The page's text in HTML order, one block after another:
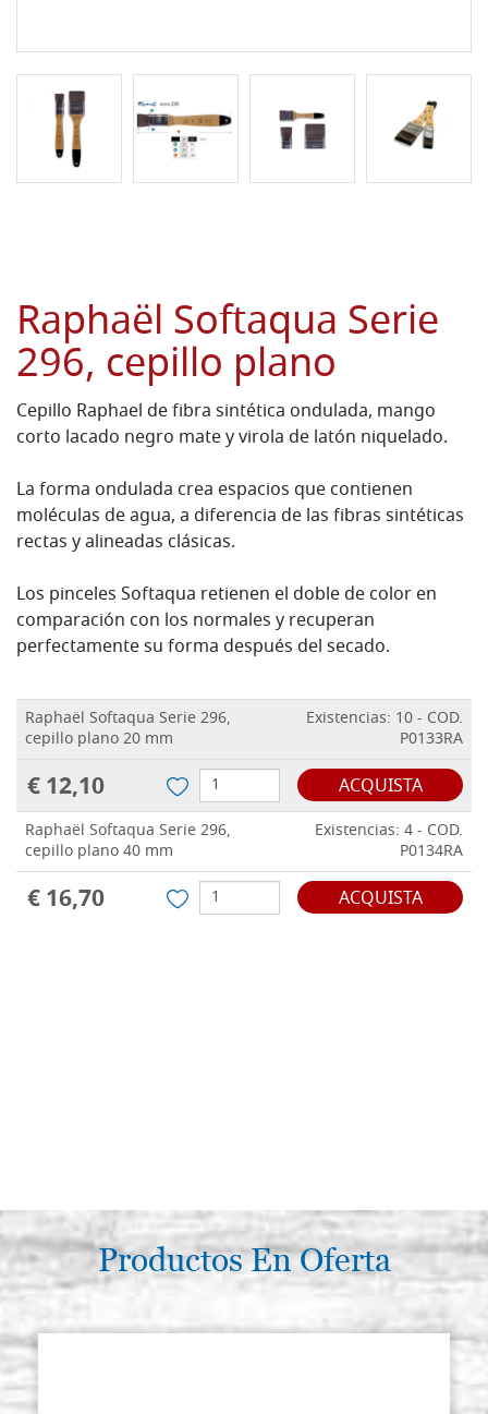
Raphaël Softaqua Serie
296, cepillo plano
Cepillo Raphael de fibra sintética ondulada, mango
corto lacado negro mate y virola de latón niquelado.
La forma ondulada crea espacios que contienen
moléculas de agua, a diferencia de las fibras sintéticas
rectas y alineadas clásicas.
Los pinceles Softaqua retienen el doble de color en
comparación con los normales y recuperan
perfectamente su forma después del secado.
Raphaël Softaqua Serie 296,
cepillo plano 20 mm
Existencias: 10 - COD.
P0133RA
€ 12,10 ACQUISTA
Raphaël Softaqua Serie 296,
cepillo plano 40 mm
Existencias: 4 - COD.
P0134RA
€ 16,70 ACQUISTA
Productos En Oferta